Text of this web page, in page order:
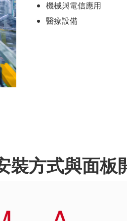
機械與電信應用
醫療設備
裝方式與面板